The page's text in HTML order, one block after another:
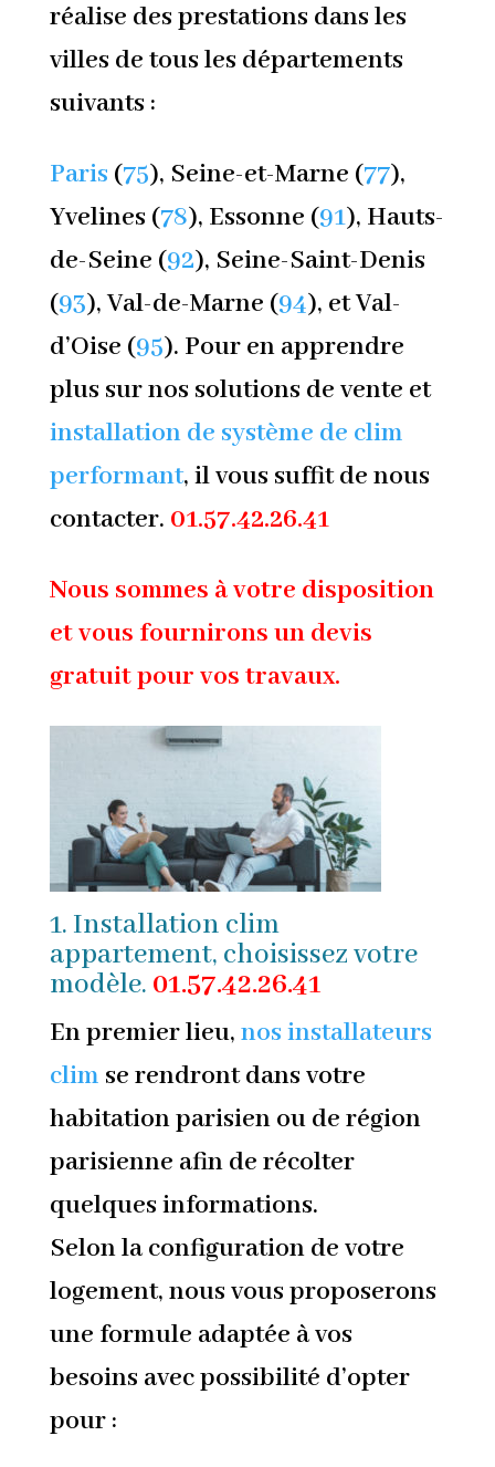
réalise des prestations dans les
villes de tous les départements
suivants :
Paris (75), Seine-et-Marne (77),
Yvelines (78), Essonne (91), Hauts-
de-Seine (92), Seine-Saint-Denis
(93), Val-de-Marne (94), et Val-
d’Oise (95). Pour en apprendre
plus sur nos solutions de vente et
installation de système de clim
performant, il vous suffit de nous
contacter. 01.57.42.26.41
Nous sommes à votre disposition
et vous fournirons un devis
gratuit pour vos travaux.
1. Installation clim
appartement, choisissez votre
modèle. 01.57.42.26.41
En premier lieu, nos installateurs
clim se rendront dans votre
habitation parisien ou de région
parisienne afin de récolter
quelques informations.
Selon la configuration de votre
logement, nous vous proposerons
une formule adaptée à vos
besoins avec possibilité d’opter
pour :